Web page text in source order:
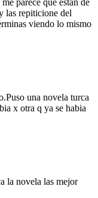
las repiticione del
viendo lo mismo
una novela turca
x otra q ya se habia
la novela las mejor